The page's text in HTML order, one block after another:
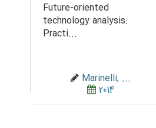
Future-oriented
technology analysis:
Practi...
Marinelli, ...
2014